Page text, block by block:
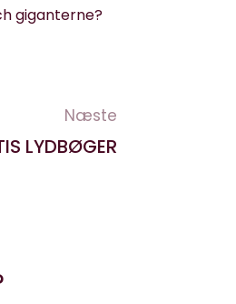
giganterne?
Næste
LYDBØGER